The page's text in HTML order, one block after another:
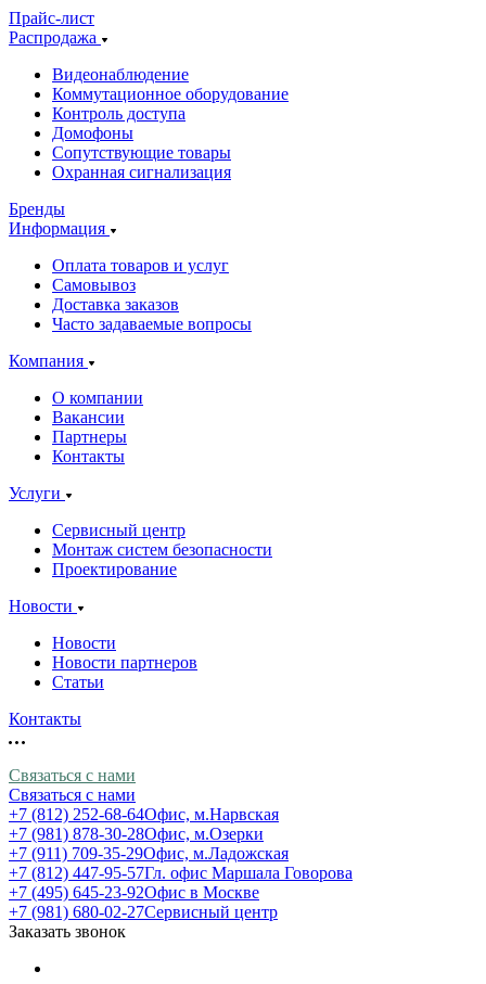
Прайс-лист
Распродажа
Видеонаблюдение
Коммутационное оборудование
Контроль доступа
Домофоны
Сопутствующие товары
Охранная сигнализация
Бренды
Информация
Оплата товаров и услуг
Самовывоз
Доставка заказов
Часто задаваемые вопросы
Компания
О компании
Вакансии
Партнеры
Контакты
Услуги
Сервисный центр
Монтаж систем безопасности
Проектирование
Новости
Новости
Новости партнеров
Статьи
Контакты
Связаться с нами
Связаться с нами
+7 (812) 252-68-64Офис, м.Нарвская
+7 (981) 878-30-28Офис, м.Озерки
+7 (911) 709-35-29Офис, м.Ладожская
+7 (812) 447-95-57Гл. офис Маршала Говорова
+7 (495) 645-23-92Офис в Москве
+7 (981) 680-02-27Сервисный центр
Заказать звонок